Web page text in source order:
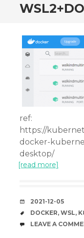
ref:
https://
docker-
desktop/
[read more]
DATE
2021-12-05
TAGS
DOCKER, WSL,
COMMENTS
LEAVE A